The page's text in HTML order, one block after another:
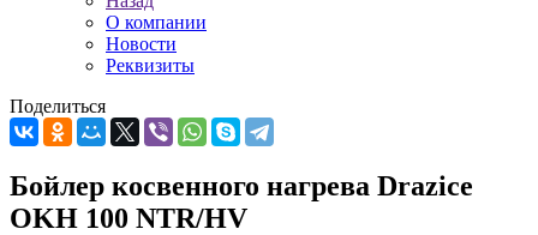
О компании
Новости
Реквизиты
Поделиться
Бойлер косвенного нагрева Drazice
OKH 100 NTR/HV